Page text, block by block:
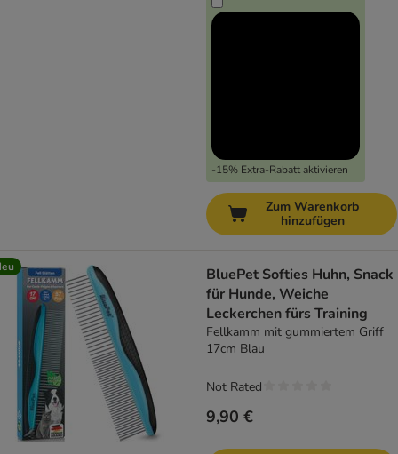
-15% Extra-Rabatt aktivieren
Zum Warenkorb
hinzufügen
BluePet Softies Huhn, Snack
für Hunde, Weiche
Leckerchen fürs Training
Fellkamm mit gummiertem Griff
17cm Blau
9,90 €
Not Rated